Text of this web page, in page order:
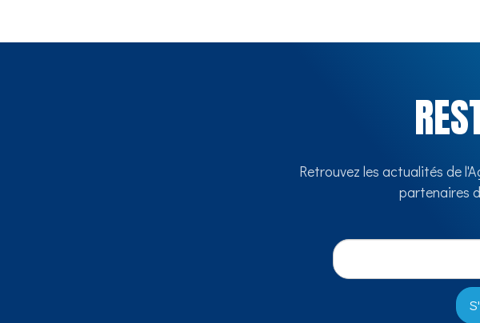
Retrouvez les actualités de
partenaires